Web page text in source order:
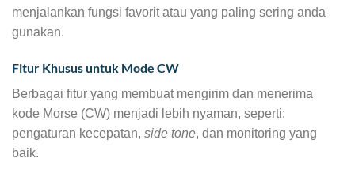
menjalankan fungsi favorit atau yang paling sering anda
gunakan.
Fitur Khusus untuk Mode CW
Berbagai fitur yang membuat mengirim dan menerima
kode Morse (CW) menjadi lebih nyaman, seperti:
pengaturan kecepatan, side tone, dan monitoring yang
baik.